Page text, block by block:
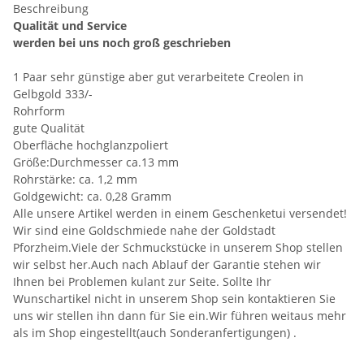
Beschreibung
Qualität und Service
werden bei uns noch groß geschrieben
1 Paar sehr günstige aber gut verarbeitete Creolen in
Gelbgold 333/-
Rohrform
gute Qualität
Oberfläche hochglanzpoliert
Größe:Durchmesser ca.13 mm
Rohrstärke: ca. 1,2 mm
Goldgewicht: ca. 0,28 Gramm
Alle unsere Artikel werden in einem Geschenketui versendet!
Wir sind eine Goldschmiede nahe der Goldstadt
Pforzheim.Viele der Schmuckstücke in unserem Shop stellen
wir selbst her.Auch nach Ablauf der Garantie stehen wir
Ihnen bei Problemen kulant zur Seite. Sollte Ihr
Wunschartikel nicht in unserem Shop sein kontaktieren Sie
uns wir stellen ihn dann für Sie ein.Wir führen weitaus mehr
als im Shop eingestellt(auch Sonderanfertigungen) .